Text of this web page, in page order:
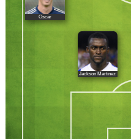
Oscar
Jackson Martínez